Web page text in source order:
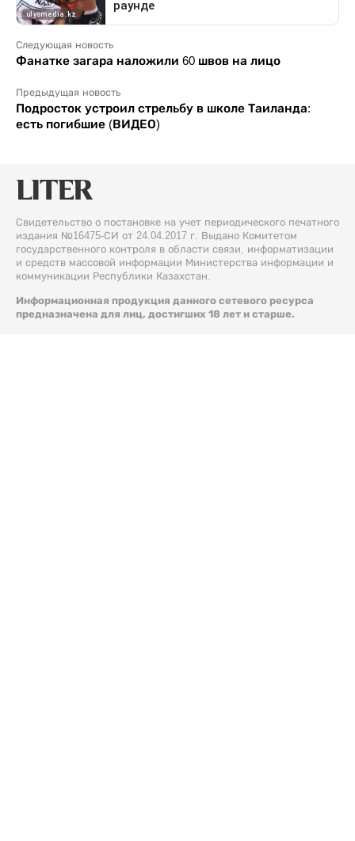
Следующая новость
Фанатке загара наложили 60 швов на лицо
Предыдущая новость
Подросток устроил стрельбу в школе Таиланда:
есть погибшие (ВИДЕО)
Свидетельство о постановке на учет периодического печатного
издания №16475-СИ от 24.04.2017 г. Выдано Комитетом
государственного контроля в области связи, информатизации
и средств массовой информации Министерства информации и
коммуникации Республики Казахстан.
Информационная продукция данного сетевого ресурса
предназначена для лиц, достигших 18 лет и старше.